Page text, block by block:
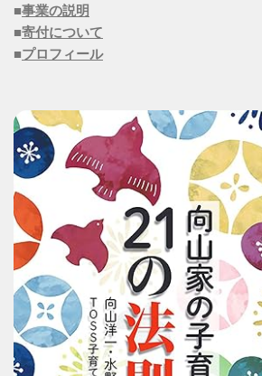
■事業の説明
■寄付について
■プロフィール